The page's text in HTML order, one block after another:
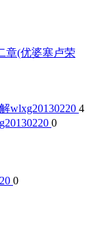
章(优婆塞卢荣
wlxg20130220 4
0
0